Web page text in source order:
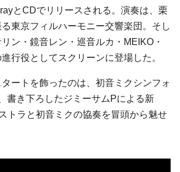
とCDでリリースされる。演奏は、栗
東京フィルハーモニー交響楽団。そし
ン・鏡音レン・巡音ルカ・MEIKO・
行役としてスクリーンに登場した。
ートを飾ったのは、初音ミクシンフォ
書き下ろしたジミーサムPによる新
トラと初音ミクの協奏を冒頭から魅せ